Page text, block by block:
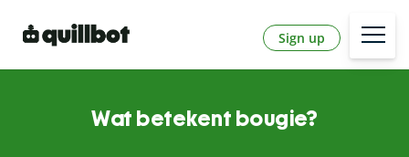
Sign up
Wat betekent bougie?